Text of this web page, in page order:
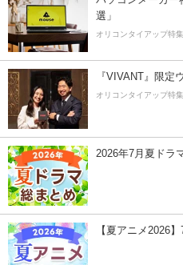
選」
オリコンタイアップ特集
『VIVANT』限定
オリコンタイアップ特集
2026年7月夏ドラ
【夏アニメ2026